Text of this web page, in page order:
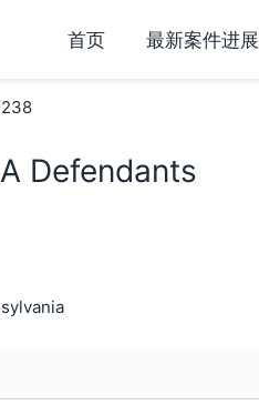
首页 最新案件进展
Defendants